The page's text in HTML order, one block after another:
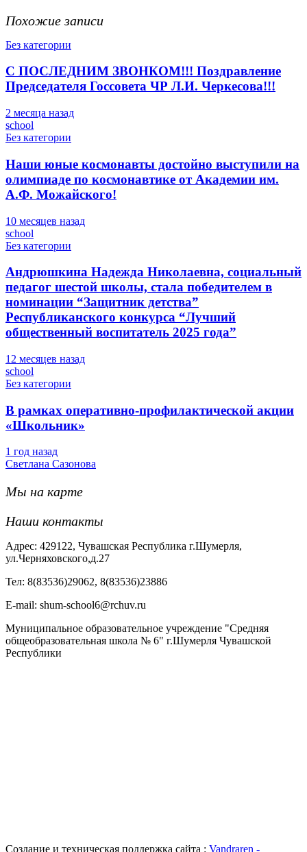
Похожие записи
Без категории
С ПОСЛЕДНИМ ЗВОНКОМ!!! Поздравление
Председателя Госсовета ЧР Л.И. Черкесова!!!
2 месяца назад
school
Без категории
Наши юные космонавты достойно выступили на
олимпиаде по космонавтике от Академии им.
А.Ф. Можайского!
10 месяцев назад
school
Без категории
Андрюшкина Надежда Николаевна, социальный
педагог шестой школы, стала победителем в
номинации “Защитник детства”
Республиканского конкурса “Лучший
общественный воспитатель 2025 года”
12 месяцев назад
school
Без категории
В рамках оперативно-профилактической акции
«Школьник»
1 год назад
Светлана Сазонова
Мы на карте
Наши контакты
Адрес: 429122, Чувашская Республика г.Шумерля,
ул.Черняховского,д.27
Тел: 8(83536)29062, 8(83536)23886
Е-mail: shum-school6@rchuv.ru
Муниципальное образовательное учреждение "Средняя
общеобразовательная школа № 6" г.Шумерля Чувашской
Республики
Создание и техническая поддержка сайта : Vandraren -